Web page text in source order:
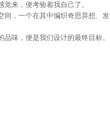
来，便考验着我自己了。
间，一个在其中编织奇思异想、发
味，便是我们设计的最终目标。